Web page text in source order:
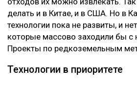
делать и в Китае, и в США. Но в
технологии пока не развиты, и
которые массово заходили бы с
Проекты по редкоземельным
Технологии в приоритете